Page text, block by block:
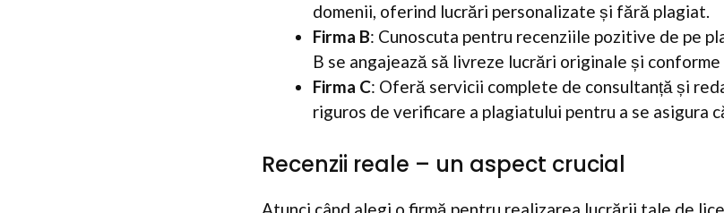
domenii, oferind lucrări personalizate și fără plagiat.
Firma B: Cunoscuta pentru recenziile pozitive de pe
B se angajează să livreze lucrări originale și conforme
Firma C: Oferă servicii complete de consultanță și
riguros de verificare a plagiatului pentru a se asigura
Recenzii reale – un aspect crucial